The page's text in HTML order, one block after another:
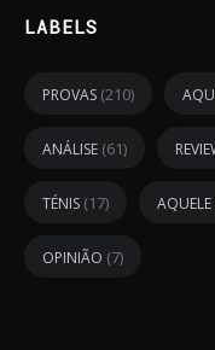
LABELS
PROVAS (210)
ANÁLISE (61)
TÉNIS (17)
OPINIÃO (7)